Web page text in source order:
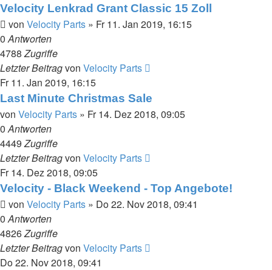
Velocity Lenkrad Grant Classic 15 Zoll
von Velocity Parts » Fr 11. Jan 2019, 16:15
0Antworten
4788Zugriffe
Letzter Beitragvon Velocity Parts
Fr 11. Jan 2019, 16:15
Last Minute Christmas Sale
von Velocity Parts » Fr 14. Dez 2018, 09:05
0Antworten
4449Zugriffe
Letzter Beitragvon Velocity Parts
Fr 14. Dez 2018, 09:05
Velocity - Black Weekend - Top Angebote!
von Velocity Parts » Do 22. Nov 2018, 09:41
0Antworten
4826Zugriffe
Letzter Beitragvon Velocity Parts
Do 22. Nov 2018, 09:41